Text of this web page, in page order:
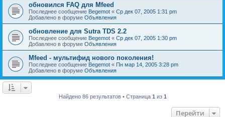
обновился FAQ для Mfeed
Последнее сообщение Begemot « Ср дек 07, 2005 1:31 pm
Добавлено в форуме Объявления
обновление для Sutra TDS 2.2
Последнее сообщение Begemot « Ср дек 07, 2005 1:30 pm
Добавлено в форуме Объявления
Mfeed - мультифид нового поколения!
Последнее сообщение Begemot « Пн мар 14, 2005 3:28 pm
Добавлено в форуме Объявления
Найдено 86 результатов • Страница 1 из 1
Перейти